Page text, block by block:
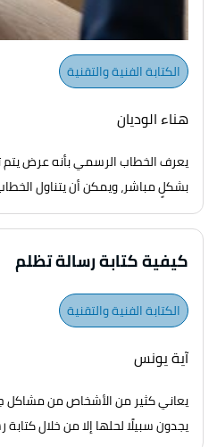
الكتابة الفنية والتقنية
هناء الوديان
يعرف الخطاب الرسمي بأنه عرض
بشكلٍ مباشر، ويمكن أن يتناول
كيفية كتابة رسالة تظلم
الكتابة الفنية والتقنية
آية يونس
يعاني كثير من الأشخاص من مشاكل
يجدون سبيلًا لحلها إلا من خلال